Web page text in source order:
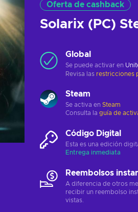
Oferta de cashback
Solarix (PC)
Global
Se puede activar en
Revisa las restricciones
Steam
Se activa en Steam
Consulta la guía de
Código Digital
Esta es una edición
Entrega inmediata
Reembolsos
A diferencia de otros
recibir un reembolso
vistas.